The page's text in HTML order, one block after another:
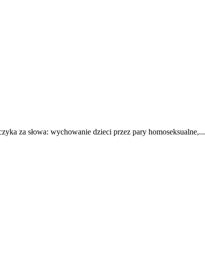
za słowa: wychowanie dzieci przez pary homoseksualne,...